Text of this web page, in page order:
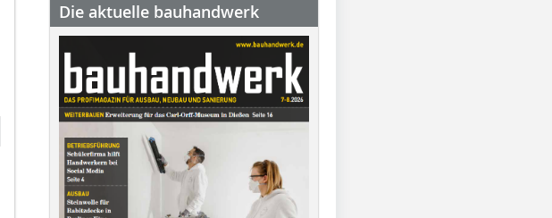
Die aktuelle bauhandwerk